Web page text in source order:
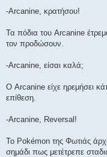
-Arcanine, κρατήσου!
Τα πόδια του Arcanine
τον προδώσουν.
-Arcanine, είσαι καλά;
Ο Arcanine είχε ηρεμήσει
επίθεση.
-Arcanine, Reversal!
To Pokémon της Φωτιάς
σημάδι πως μετέτρεπε